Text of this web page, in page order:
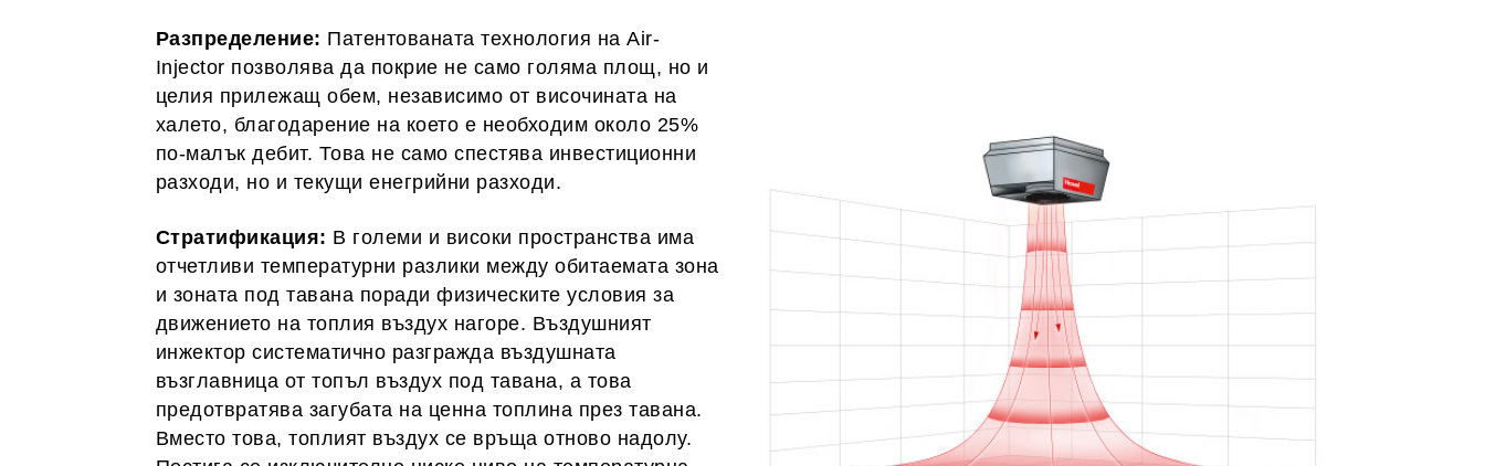
Разпределение: Патентованата технология на Air-
Injector позволява да покрие не само голяма площ, но и
целия прилежащ обем, независимо от височината на
халето, благодарение на което е необходим около 25%
по-малък дебит. Това не само спестява инвестиционни
разходи, но и текущи енегрийни разходи.
Стратификация: В големи и високи пространства има
отчетливи температурни разлики между обитаемата зона
и зоната под тавана поради физическите условия за
движението на топлия въздух нагоре. Въздушният
инжектор систематично разгражда въздушната
възглавница от топъл въздух под тавана, а това
предотвратява загубата на ценна топлина през тавана.
Вместо това, топлият въздух се връща отново надолу.